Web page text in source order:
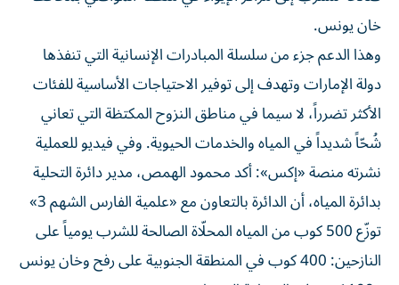
خان يونس.
وهذا الدعم جزء من سلسلة المبادرات الإنسانية التي تنفذها
دولة الإمارات وتهدف إلى توفير الاحتياجات الأساسية للفئات
الأكثر تضرراً، لا سيما في مناطق النزوح المكتظة التي تعاني
شُحّاً شديداً في المياه والخدمات الحيوية. وفي فيديو للعملية
نشرته منصة «إكس»: أكد محمود الهمص، مدير دائرة التحلية
بدائرة المياه، أن الدائرة بالتعاون مع «علمية الفارس الشهم 3»
توزّع 500 كوب من المياه المحلّاة الصالحة للشرب يومياً على
النازحين: 400 كوب في المنطقة الجنوبية على رفح وخان يونس